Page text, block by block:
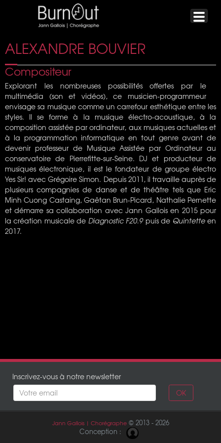
ALEXANDRE BOUVIER
Compositeur
Explorant les nombreuses possibilités offertes par le
multimédia (son et vidéos), ce musicien-programmeur
envisage sa musique comme un carrefour esthétique entre les
styles. Il se forme à la musique électro-acoustique, à la
composition assistée par ordinateur, aux musiques actuelles et
à la programmation informatique en tout genre avant de
devenir professeur de Musique Assistée par Ordinateur au
conservatoire de Pierrefitte-sur-Seine. DJ et producteur de
musiques électronique, il est le fondateur de groupe électro
Yes Sir! avec Grégoire Simon. Depuis 2011, il travaille auprès de
plusieurs compagnies de danse et de théâtre tels que Eric
Minh Cuong Castaing, Gaëtan Brun-Picard, Nathalie Pernette
et démarre sa collaboration avec Jann Gallois en 2015 pour
la création musicale de Diagnostic F20.9puis de Quintetteen
2017.
Inscrivez-vous à notre newsletter
OK
Jann Gallois | Chorégraphe© 2013 - 2026
Conception :